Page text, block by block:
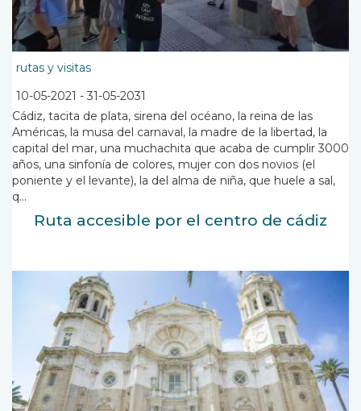
rutas y visitas
10-05-2021 - 31-05-2031
Cádiz, tacita de plata, sirena del océano, la reina de las
Américas, la musa del carnaval, la madre de la libertad, la
capital del mar, una muchachita que acaba de cumplir 3000
años, una sinfonía de colores, mujer con dos novios (el
poniente y el levante), la del alma de niña, que huele a sal,
q...
Ruta accesible por el centro de cádiz